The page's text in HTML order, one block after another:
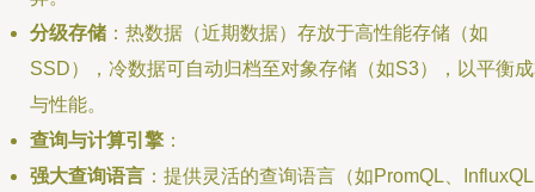
分级存储 ：热数据（近期数据）存放于高性能存储（如
SSD），冷数据可自动归档至对象存储（如S3），以平衡
与性能。
查询与计算引擎 ：
强大查询语言 ：提供灵活的查询语言（如PromQL、